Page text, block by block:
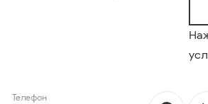
Телефон